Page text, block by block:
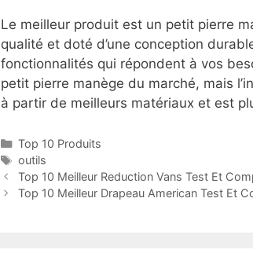
Le meilleur produit est un petit pierre
qualité et doté d’une conception
fonctionnalités qui répondent à vos
petit pierre manège du marché, mais
à partir de meilleurs matériaux et est
Top 10 Produits
outils
Top 10 Meilleur Reduction Vans Test Et
Top 10 Meilleur Drapeau American Test Et